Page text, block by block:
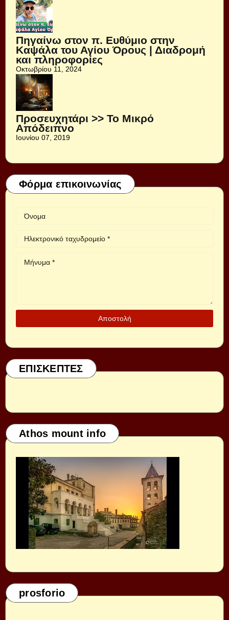
Πηγαίνω στον π. Ευθύμιο στην
Καψάλα του Αγίου Όρους | Διαδρομή
και πληροφορίες
Οκτωβρίου 11, 2024
Προσευχητάρι >> Το Μικρό
Απόδειπνο
Ιουνίου 07, 2019
Φόρμα επικοινωνίας
ΕΠΙΣΚΕΠΤΕΣ
Athos mount info
prosforio